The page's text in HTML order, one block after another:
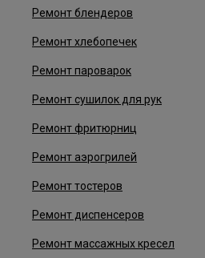
Ремонт блендеров
Ремонт хлебопечек
Ремонт пароварок
Ремонт сушилок для рук
Ремонт фритюрниц
Ремонт аэрогрилей
Ремонт тостеров
Ремонт диспенсеров
Ремонт массажных кресел